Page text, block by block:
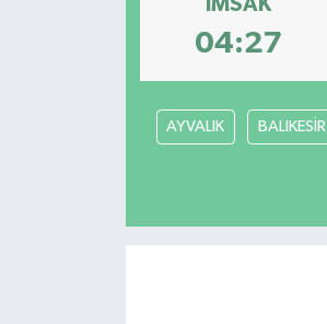
04:27
AYVALIK BALIKESİR
Yönetim Kurulu